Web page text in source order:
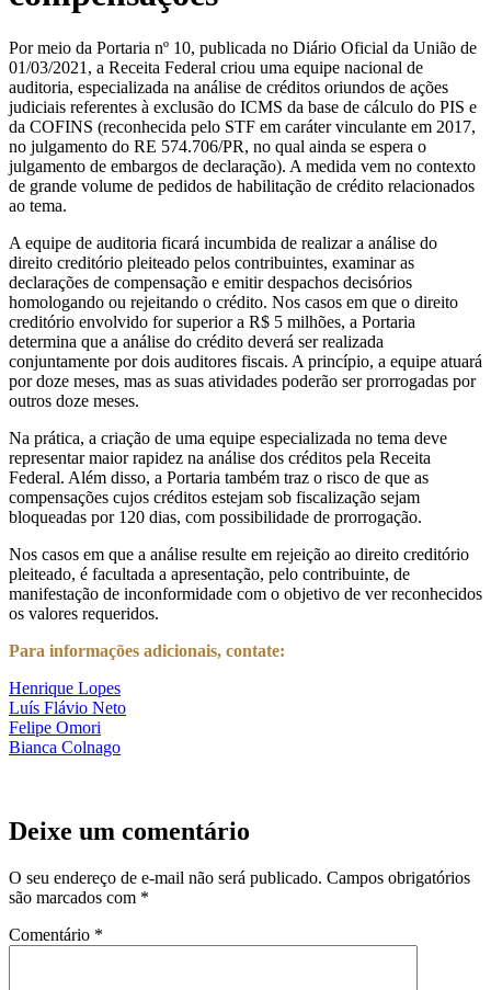
Por meio da Portaria nº 10, publicada no Diário Oficial da União de
01/03/2021, a Receita Federal criou uma equipe nacional de
auditoria, especializada na análise de créditos oriundos de ações
judiciais referentes à exclusão do ICMS da base de cálculo do PIS e
da COFINS (reconhecida pelo STF em caráter vinculante em 2017,
no julgamento do RE 574.706/PR, no qual ainda se espera o
julgamento de embargos de declaração). A medida vem no contexto
de grande volume de pedidos de habilitação de crédito relacionados
ao tema.
A equipe de auditoria ficará incumbida de realizar a análise do
direito creditório pleiteado pelos contribuintes, examinar as
declarações de compensação e emitir despachos decisórios
homologando ou rejeitando o crédito. Nos casos em que o direito
creditório envolvido for superior a R$ 5 milhões, a Portaria
determina que a análise do crédito deverá ser realizada
conjuntamente por dois auditores fiscais. A princípio, a equipe atuará
por doze meses, mas as suas atividades poderão ser prorrogadas por
outros doze meses.
Na prática, a criação de uma equipe especializada no tema deve
representar maior rapidez na análise dos créditos pela Receita
Federal. Além disso, a Portaria também traz o risco de que as
compensações cujos créditos estejam sob fiscalização sejam
bloqueadas por 120 dias, com possibilidade de prorrogação.
Nos casos em que a análise resulte em rejeição ao direito creditório
pleiteado, é facultada a apresentação, pelo contribuinte, de
manifestação de inconformidade com o objetivo de ver reconhecidos
os valores requeridos.
Para informações adicionais, contate:
Henrique Lopes
Luís Flávio Neto
Felipe Omori
Bianca Colnago
Deixe um comentário
O seu endereço de e-mail não será publicado. Campos obrigatórios
são marcados com *
Comentário *